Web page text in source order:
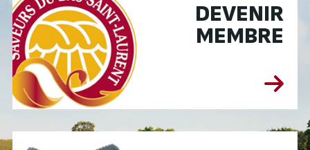
DEVENIR
MEMBRE